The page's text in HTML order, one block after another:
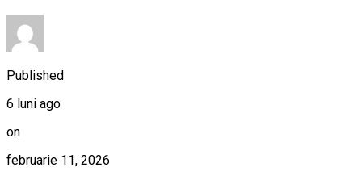
Published
6 luni ago
on
februarie 11, 2026